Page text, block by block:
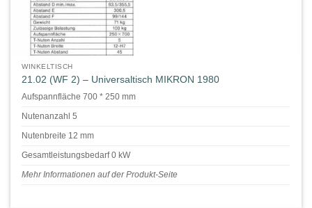
WINKELTISCH
21.02 (WF 2) – Universaltisch MIKRON 1980
Aufspannfläche 700 * 250 mm
Nutenanzahl 5
Nutenbreite 12 mm
Gesamtleistungsbedarf 0 kW
Mehr Informationen auf der Produkt-Seite